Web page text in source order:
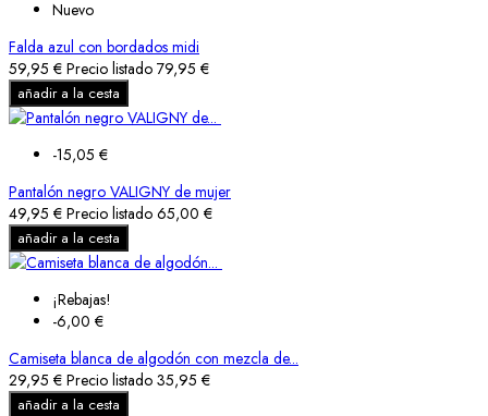
Nuevo
Falda azul con bordados midi
59,95 € Precio listado 79,95 €
añadir a la cesta
-15,05 €
Pantalón negro VALIGNY de mujer
49,95 € Precio listado 65,00 €
añadir a la cesta
¡Rebajas!
-6,00 €
Camiseta blanca de algodón con mezcla de...
29,95 € Precio listado 35,95 €
añadir a la cesta